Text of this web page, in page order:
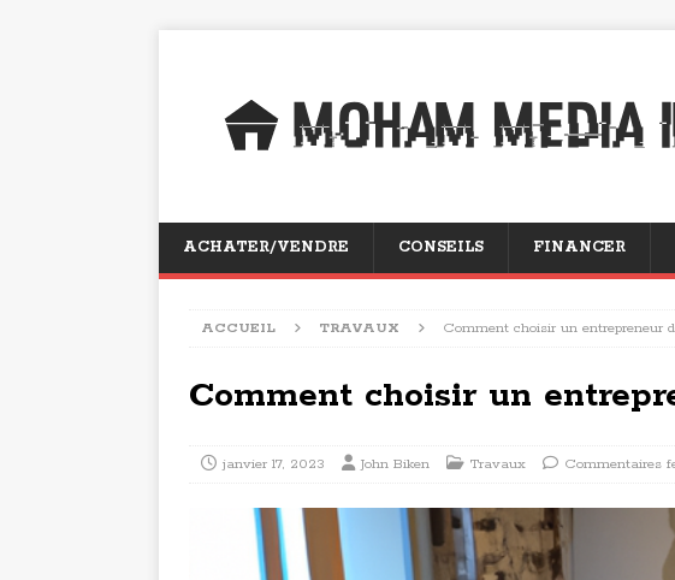
ACHATER/VENDRE CONSEILS FINANCER
ACCUEIL TRAVAUX Comment choisir un entrepreneur
Comment choisir un
janvier 17, 2023 John Biken Travaux Commentaires